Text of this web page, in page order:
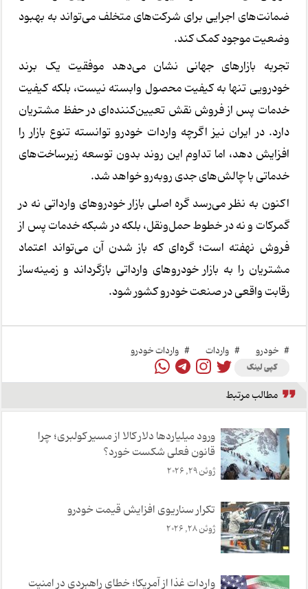
ضمانت‌های اجرایی برای شرکت‌های متخلف می‌تواند به بهبود
وضعیت موجود کمک کند.
تجربه بازارهای جهانی نشان می‌دهد موفقیت یک برند
خودرویی تنها به کیفیت محصول وابسته نیست، بلکه کیفیت
خدمات پس از فروش نقش تعیین‌کننده‌ای در حفظ مشتریان
دارد. در ایران نیز اگرچه واردات خودرو توانسته تنوع بازار را
افزایش دهد، اما تداوم این روند بدون توسعه زیرساخت‌های
خدماتی با چالش‌های جدی روبه‌رو خواهد شد.
اکنون به نظر می‌رسد گره اصلی بازار خودروهای وارداتی نه در
گمرکات و نه در خطوط حمل‌ونقل، بلکه در شبکه خدمات پس از
فروش نهفته است؛ گره‌ای که باز شدن آن می‌تواند اعتماد
مشتریان را به بازار خودروهای وارداتی بازگرداند و زمینه‌ساز
رقابت واقعی در صنعت خودرو کشور شود.
# خودرو # واردات # واردات خودرو
کپی لینک
مطالب مرتبط
ورود میلیاردها دلار کالا از مسیر کولبری؛ چرا
قانون فعلی شکست خورد؟
ژوئن 29, 2026
تکرار سناریوی افزایش قیمت خودرو
ژوئن 28, 2026
واردات غذا از آمریکا؛ خطای راهبردی در امنیت